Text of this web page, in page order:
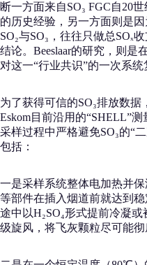
断一方面来自SO₃ FGC自20
的历史经验，另一方面则是
SO₂与SO₃，往往只做总SOₓ
结论。Beeslaar的研究，则是
对这一“行业共识”的一次系统
为了获得可信的SO₃排放数据
Eskom目前沿用的“SHELL”
采样过程中严格避免SO₃的“
包括：
一是采样系统整体电加热并
等部件在插入烟道前就达到
途中以H₂SO₄形式提前冷凝
级旋风，将飞灰颗粒尽可能彻